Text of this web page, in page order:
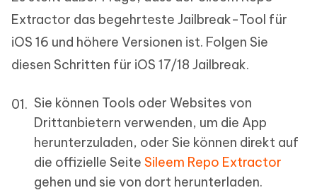
Extractor das begehrteste Jailbreak-Tool für
iOS 16 und höhere Versionen ist. Folgen Sie
diesen Schritten für iOS 17/18 Jailbreak.
Sie können Tools oder Websites von
Drittanbietern verwenden, um die App
herunterzuladen, oder Sie können direkt auf
die offizielle Seite Sileem Repo Extractor
gehen und sie von dort herunterladen.